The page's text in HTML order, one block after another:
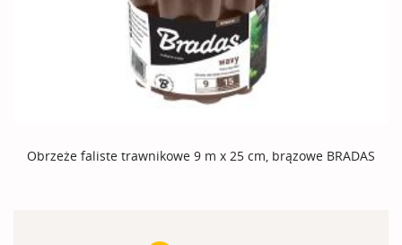
Obrzeże faliste trawnikowe 9 m x 25 cm, brązowe BRADAS